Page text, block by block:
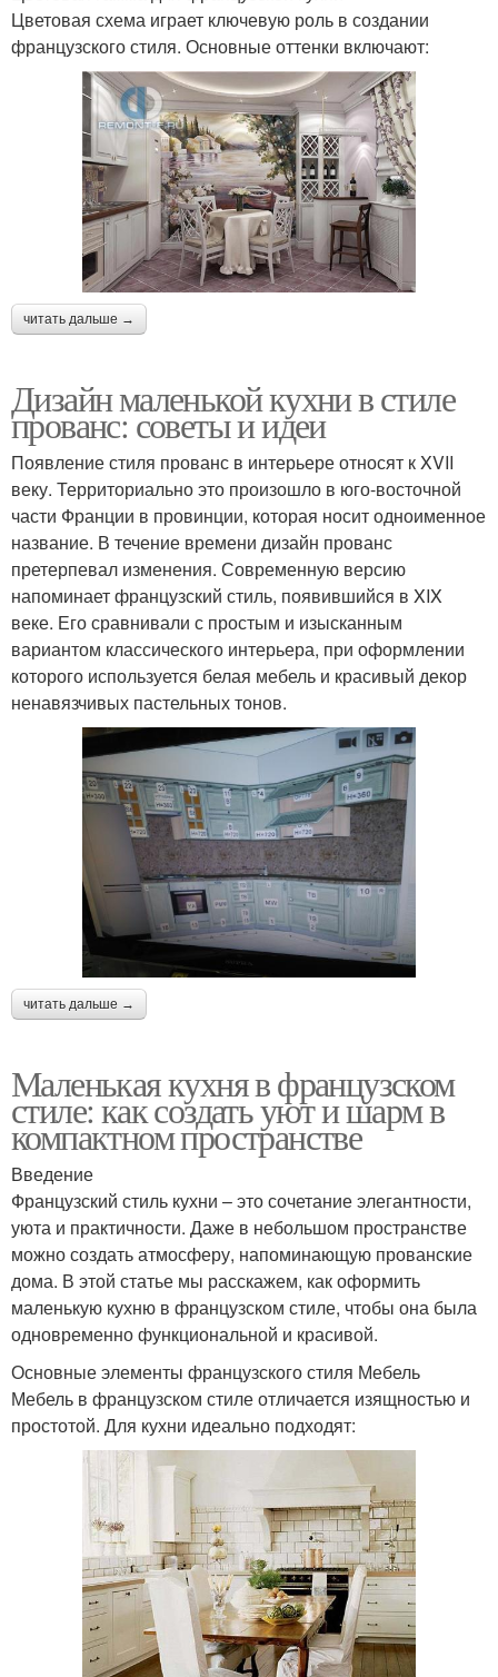
Цветовая схема играет ключевую роль в создании
французского стиля. Основные оттенки включают:
читать дальше →
Дизайн маленькой кухни в стиле
прованс: советы и идеи
Появление стиля прованс в интерьере относят к XVII
веку. Территориально это произошло в юго-восточной
части Франции в провинции, которая носит одноименное
название. В течение времени дизайн прованс
претерпевал изменения. Современную версию
напоминает французский стиль, появившийся в XIX
веке. Его сравнивали с простым и изысканным
вариантом классического интерьера, при оформлении
которого используется белая мебель и красивый декор
ненавязчивых пастельных тонов.
читать дальше →
Маленькая кухня в французском
стиле: как создать уют и шарм в
компактном пространстве
Введение
Французский стиль кухни – это сочетание элегантности,
уюта и практичности. Даже в небольшом пространстве
можно создать атмосферу, напоминающую прованские
дома. В этой статье мы расскажем, как оформить
маленькую кухню в французском стиле, чтобы она была
одновременно функциональной и красивой.
Основные элементы французского стиля Мебель
Мебель в французском стиле отличается изящностью и
простотой. Для кухни идеально подходят: